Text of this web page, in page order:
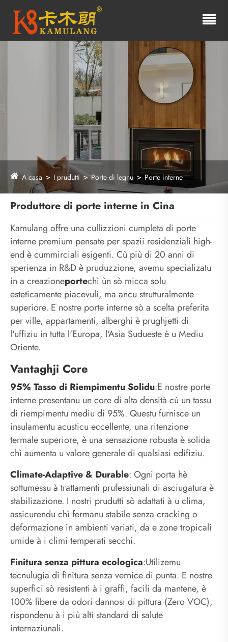
A casa I prudutti Porte di legnu Porte interne
Produttore di porte interne in Cina
Kamulang offre una cullizzioni cumpleta di porte
interne premium pensate per spazii residenziali high-
end è cummirciali esigenti. Cù più di 20 anni di
sperienza in R&D è pruduzzione, avemu specializatu
in a creazioneportechì ùn sò micca solu
esteticamente piacevuli, ma ancu strutturalmente
superiore. E nostre porte interne sò a scelta preferita
per ville, appartamenti, alberghi è prughjetti di
l'uffiziu in tutta l'Europa, l'Asia Sudueste è u Mediu
Oriente.
Vantaghji Core
95% Tasso di Riempimentu Solidu:E nostre porte
interne presentanu un core di alta densità cù un tassu
di riempimentu mediu di 95%. Questu furnisce un
insulamentu acusticu eccellente, una ritenzione
termale superiore, è una sensazione robusta è solida
chì aumenta u valore generale di qualsiasi edifiziu.
Climate-Adaptive & Durable: Ogni porta hè
sottumessu à trattamenti prufessiunali di asciugatura è
stabilizazione. I nostri prudutti sò adattati à u clima,
assicurendu chì fermanu stabile senza cracking o
deformazione in ambienti variati, da e zone tropicali
umide à i climi temperati secchi.
Finitura senza pittura ecologica:Utilizemu
tecnulugia di finitura senza vernice di punta. E nostre
superfici sò resistenti à i graffi, facili da mantene, è
100% libere da odori dannosi di pittura (Zero VOC),
rispondenu à i più alti standard di salute
internaziunali.